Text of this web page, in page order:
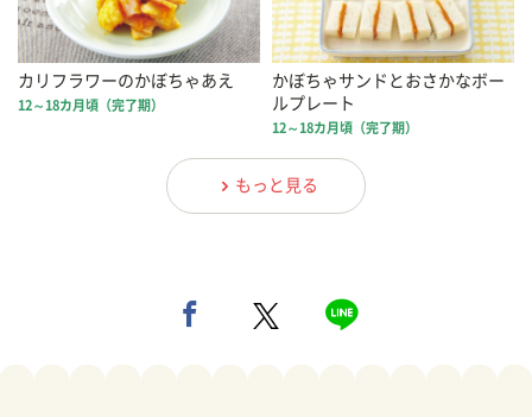
カリフラワーのかぼちゃあえ
12～18カ月頃（完了期）
かぼちゃサンドとおさかなボー
ルプレート
12～18カ月頃（完了期）
もっと見る